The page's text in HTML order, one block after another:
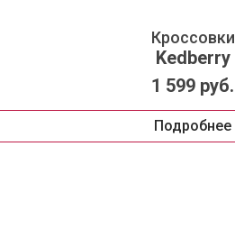
Кроссовки
Kedberry
1 599 руб.
Подробнее